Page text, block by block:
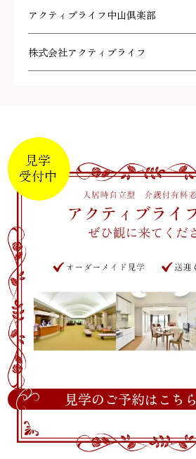
アクティブライフ中山倶楽部
株式会社アクティブライフ
見学のご予約はこちら